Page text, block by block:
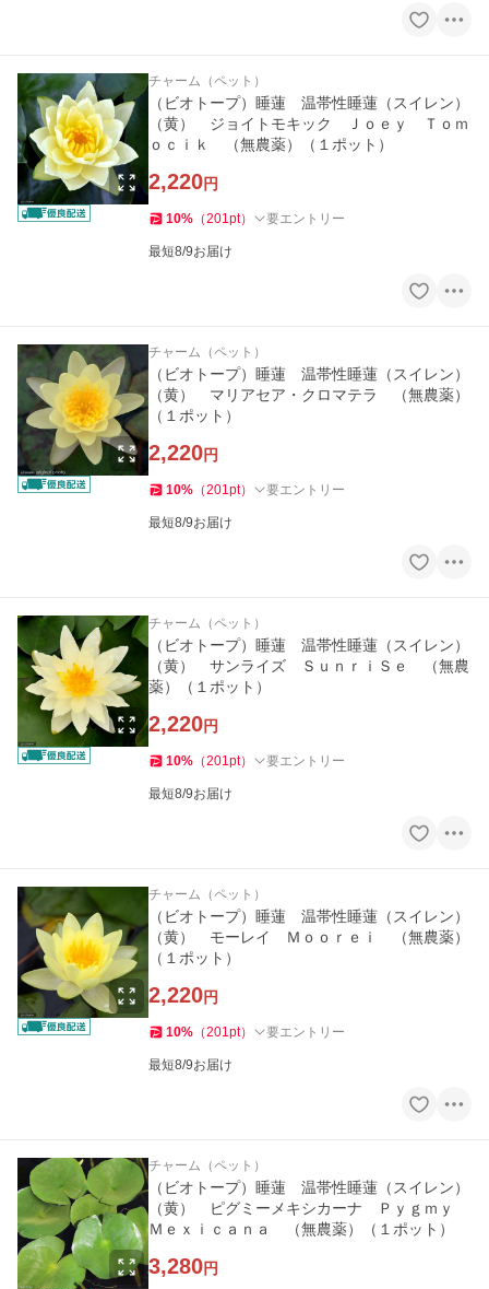
チャーム（ペット）
（ビオトープ）睡蓮 温帯性睡蓮（スイレン）
（黄） ジョイトモキック Ｊｏｅｙ Ｔｏｍ
ｏｃｉｋ （無農薬）（１ポット）
2,220円
10% （201pt） 要エントリー
最短8/9お届け
チャーム（ペット）
（ビオトープ）睡蓮 温帯性睡蓮（スイレン）
（黄） マリアセア・クロマテラ （無農薬）
（１ポット）
2,220円
10% （201pt） 要エントリー
最短8/9お届け
チャーム（ペット）
（ビオトープ）睡蓮 温帯性睡蓮（スイレン）
（黄） サンライズ ＳｕｎｒｉＳｅ （無農
薬）（１ポット）
2,220円
10% （201pt） 要エントリー
最短8/9お届け
チャーム（ペット）
（ビオトープ）睡蓮 温帯性睡蓮（スイレン）
（黄） モーレイ Ｍｏｏｒｅｉ （無農薬）
（１ポット）
2,220円
10% （201pt） 要エントリー
最短8/9お届け
チャーム（ペット）
（ビオトープ）睡蓮 温帯性睡蓮（スイレン）
（黄） ピグミーメキシカーナ Ｐｙｇｍｙ
Ｍｅｘｉｃａｎａ （無農薬）（１ポット）
3,280円